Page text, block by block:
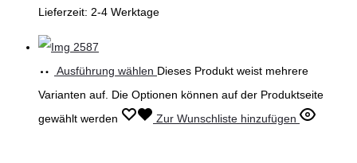
Lieferzeit: 2-4 Werktage
Ausführung wählen Dieses Produkt weist mehrere
Varianten auf. Die Optionen können auf der Produktseite
gewählt werden
Zur Wunschliste hinzufügen